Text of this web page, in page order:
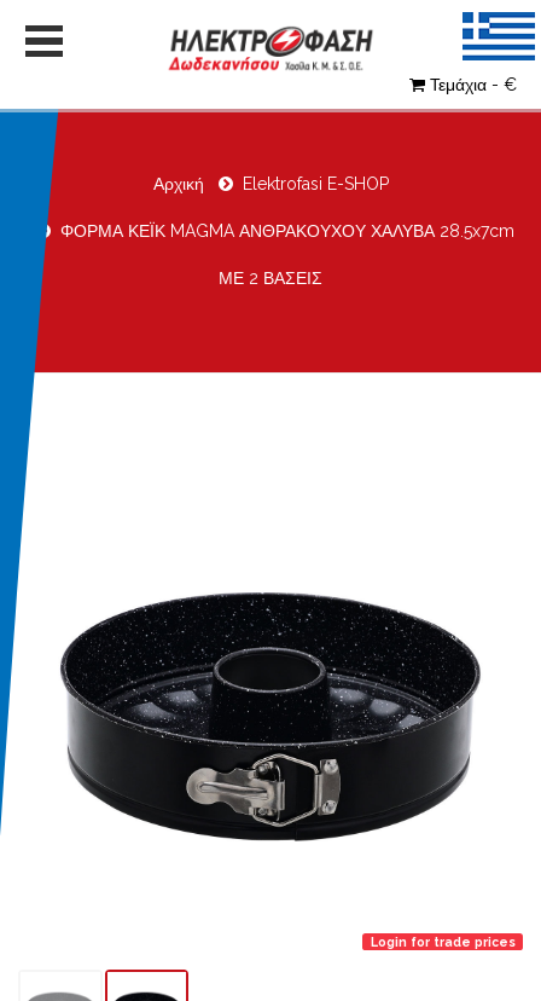
Τεμάχια - €
Αρχική Elektrofasi E-SHOP
ΦΟΡΜΑ ΚΕΪΚ MAGMA ΑΝΘΡΑΚΟΥΧΟΥ ΧΑΛΥΒΑ 28.5x7cm
ΜΕ 2 ΒΑΣΕΙΣ
Login for trade prices